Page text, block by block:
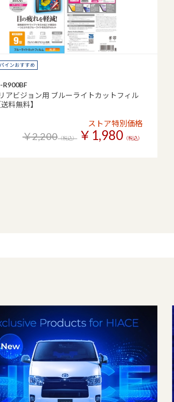
R900BF
アビジョン用 ブルーライトカットフィル
料無料】
ストア特別価格
￥2,200（税込） ￥1,980 （税込）